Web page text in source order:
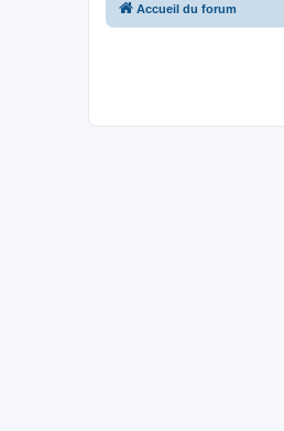
Accueil du forum